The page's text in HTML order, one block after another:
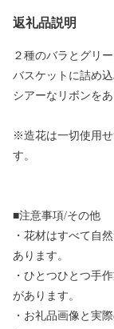
返礼品説明
２種のバラとグリ
バスケットに詰め込
シアーなリボンを
※造花は一切使用
す。
■注意事項/その他
・花材はすべて自
あります。
・ひとつひとつ手
があります。
・お礼品画像と実